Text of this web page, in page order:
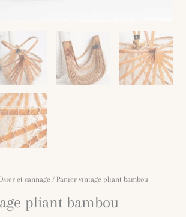
et cannage / Panier vintage pliant bambou
pliant bambou